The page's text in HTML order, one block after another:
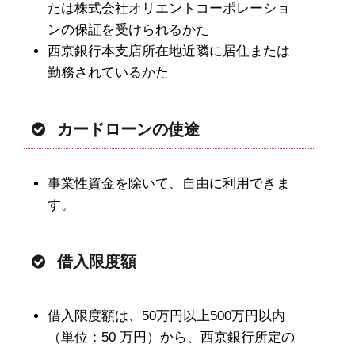
たは株式会社オリエントコーポレーショ
ンの保証を受けられるかた
西京銀行本支店所在地近隣に居住または
勤務されているかた
カードローンの使途
事業性資金を除いて、自由に利用できま
す。
借入限度額
借入限度額は、50万円以上500万円以内
（単位：50 万円）から、西京銀行所定の